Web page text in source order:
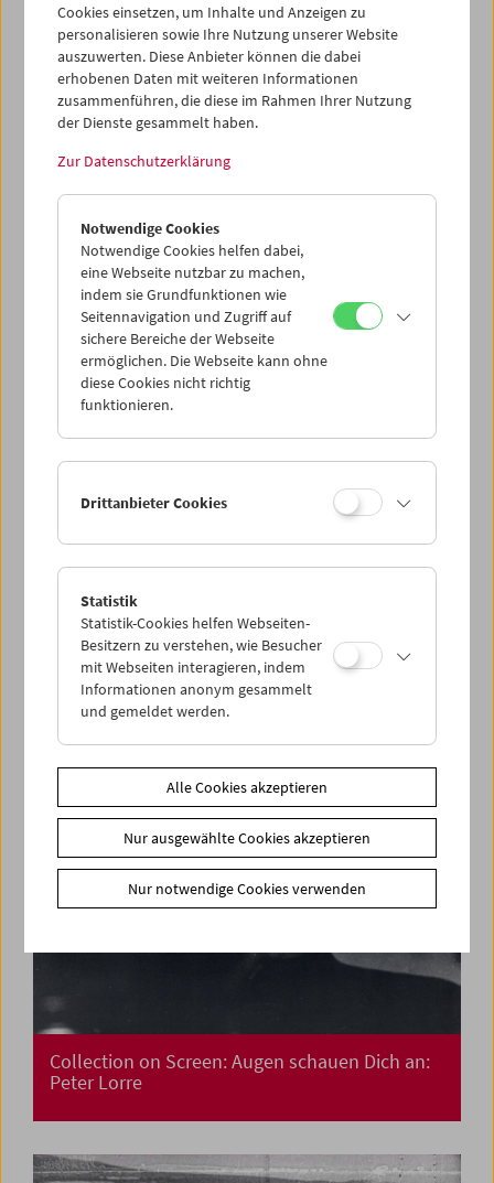
Collection on Screen: Lav Diaz – Teil 3
Films You Cannot See Elsewhere Amos-Vogel-
Atlas Kapitel 13:
Pasolini Wüst. Filme und Gespräch
Collection on Screen: Augen schauen Dich an:
Peter Lorre
Cookies einsetzen, um Inhalte und Anzeigen zu
personalisieren sowie Ihre Nutzung unserer Website
auszuwerten. Diese Anbieter können die dabei
erhobenen Daten mit weiteren Informationen
zusammenführen, die diese im Rahmen Ihrer Nutzung
der Dienste gesammelt haben.
Zur Datenschutzerklärung
Notwendige Cookies
Notwendige Cookies helfen dabei,
eine Webseite nutzbar zu machen,
indem sie Grundfunktionen wie
Seitennavigation und Zugriff auf
sichere Bereiche der Webseite
ermöglichen. Die Webseite kann ohne
diese Cookies nicht richtig
funktionieren.
Drittanbieter Cookies
Statistik
Statistik-Cookies helfen Webseiten-
Besitzern zu verstehen, wie Besucher
mit Webseiten interagieren, indem
Informationen anonym gesammelt
und gemeldet werden.
Alle Cookies akzeptieren
Nur ausgewählte Cookies akzeptieren
Nur notwendige Cookies verwenden